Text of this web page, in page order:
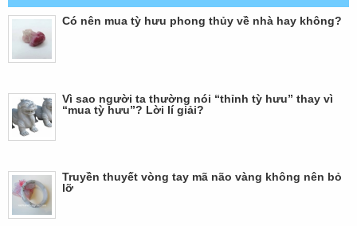
Có nên mua tỳ hưu phong thủy về nhà hay không?
Vì sao người ta thường nói “thỉnh tỳ hưu” thay vì
“mua tỳ hưu”? Lời lí giải?
Truyền thuyết vòng tay mã não vàng không nên bỏ
lỡ